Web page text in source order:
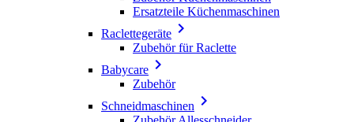
Ersatzteile Küchenmaschinen
Raclettegeräte 
Zubehör für Raclette
Babycare 
Zubehör
Schneidmaschinen 